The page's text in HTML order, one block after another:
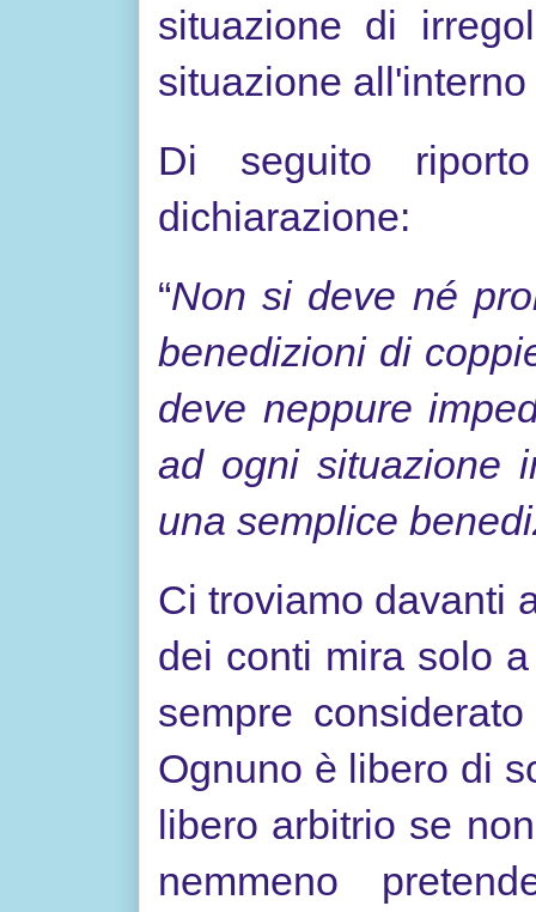
situazione di
situazione
Di seguito
dichiarazione:
“Non si deve né
benedizioni di
deve neppure
ad ogni situazione
una semplice
Ci troviamo davanti
dei conti mira solo
sempre
Ognuno è libero di
libero arbitrio se
nemmeno